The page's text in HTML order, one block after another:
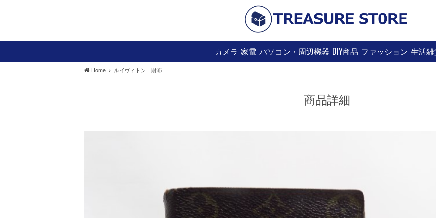
カメラ 家電 パソコン・周辺機器 DIY商品 ファッション 生活
Home > ルイヴィトン 財布
商品詳細